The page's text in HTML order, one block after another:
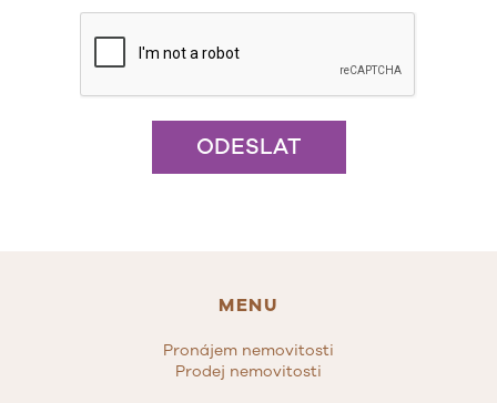
ODESLAT
MENU
Pronájem nemovitosti
Prodej nemovitosti